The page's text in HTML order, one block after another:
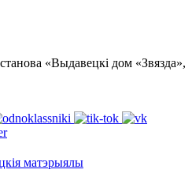
«Выдавецкі дом «Звязда»,
матэрыялы